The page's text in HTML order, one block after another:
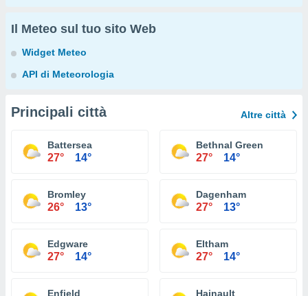
Il Meteo sul tuo sito Web
Widget Meteo
API di Meteorologia
Principali città Altre città
Battersea
27° 14°
Bethnal Green
27° 14°
Bromley
26° 13°
Dagenham
27° 13°
Edgware
27° 14°
Eltham
27° 14°
Enfield Hainault